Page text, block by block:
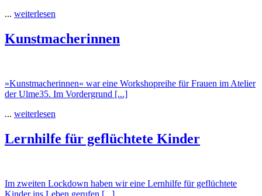
... weiterlesen
Kunstmacherinnen
»Kunstmacherinnen« war eine Workshopreihe für Frauen im Atelier
der Ulme35. Im Vordergrund [...]
... weiterlesen
Lernhilfe für geflüchtete Kinder
Im zweiten Lockdown haben wir eine Lernhilfe für geflüchtete
Kinder ins Leben gerufen [...]